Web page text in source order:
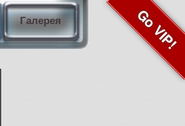
Галерея Go VIP!